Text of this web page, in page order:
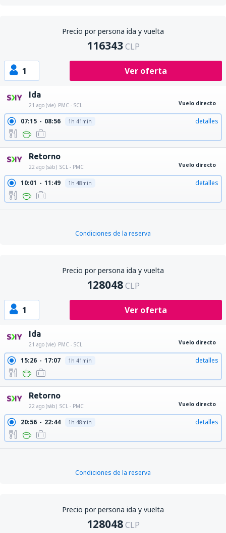
Precio por persona ida y vuelta
116343 CLP
1 Ver oferta
Ida
21 ago (vie) PMC - SCL Vuelo directo
07:15 08:56 1h 41min detalles
Retorno
22 ago (sáb) SCL - PMC Vuelo directo
10:01 11:49 1h 48min detalles
Condiciones de la reserva
Precio por persona ida y vuelta
128048 CLP
1 Ver oferta
Ida
21 ago (vie) PMC - SCL Vuelo directo
15:26 17:07 1h 41min detalles
Retorno
22 ago (sáb) SCL - PMC Vuelo directo
20:56 22:44 1h 48min detalles
Condiciones de la reserva
Precio por persona ida y vuelta
128048 CLP